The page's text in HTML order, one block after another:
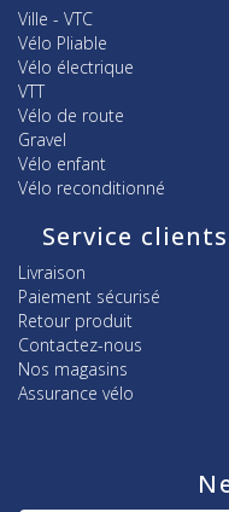
Ville - VTC
Vélo Pliable
Vélo électrique
VTT
Vélo de route
Gravel
Vélo enfant
Vélo reconditionné
Service clients
Livraison
Paiement sécurisé
Retour produit
Contactez-nous
Nos magasins
Assurance vélo